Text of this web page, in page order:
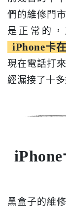
們的維修門
是正常的
iPhone卡
現在電話打
經漏接了十
黑盒子的維